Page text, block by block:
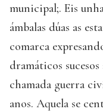
municipal;. Eis
ámbalas dúas as
comarca
dramáticos
chamada guerra
anos. Aquela se